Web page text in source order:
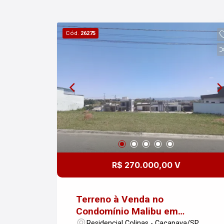
começa aqui!
Cód. 26275
R$ 270.000,00 V
Terreno à Venda no
Condomínio Malibu em